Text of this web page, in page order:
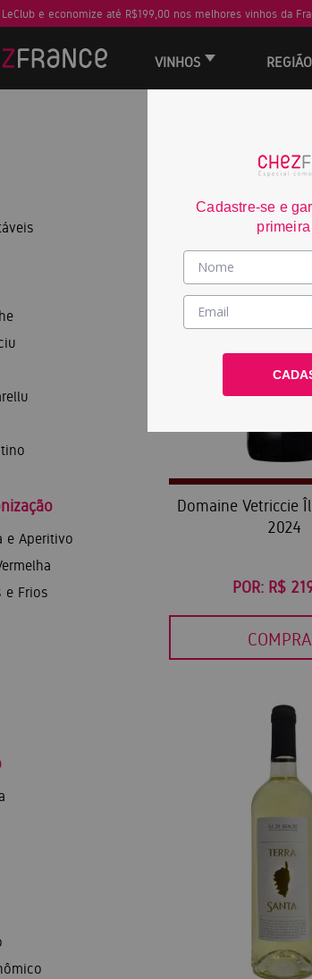
e economize até R$199,00 nos melhores vinhos da
VINHOS REGIÃO
e Aperitivo
e Frios
Domaine Vetriccie
2024
POR: R$
Cadastre-se e